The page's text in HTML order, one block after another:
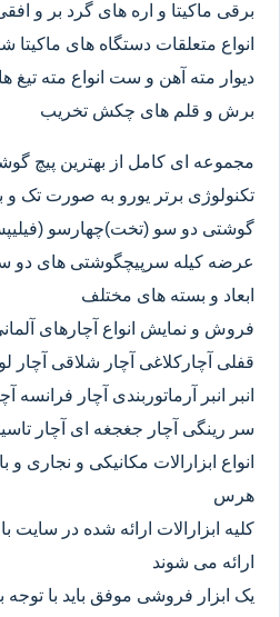
برقی ماکیتا و اره های گرد بر و
انواع متعلقات دستگاه های
دیوار مته آهن و ست انواع مته تیغ
برش و قلم های چکش تخریب
مجموعه ای کامل از بهترین پیچ
تکنولوژی برتر یورو به صورت تک و
گوشتی دو سو (تخت)چهارسو
عرضه کیله سرپیچگوشتی های دو
ابعاد و بسته های مختلف
فروش و نمایش انواع آچارهای
قفلی آچارکلاغی آچار شلاقی آچار
انبر انبر آرماتوربندی آچار
سر رینگی آچار جغجغه ای آچار
انواع ابزارالات مکانیکی و نجاری و
هرس
کلیه ابزارالات ارائه شده در سایت
ارائه می شوند
یک ابزار فروشی موفق باید با